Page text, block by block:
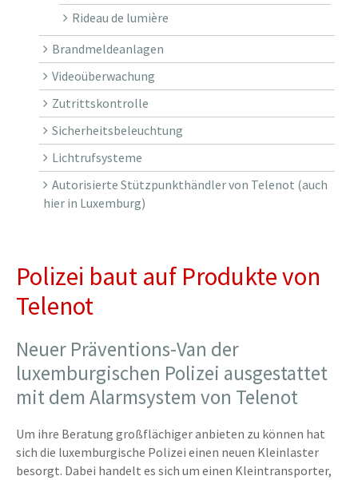
Rideau de lumière
Brandmeldeanlagen
Videoüberwachung
Zutrittskontrolle
Sicherheitsbeleuchtung
Lichtrufsysteme
Autorisierte Stützpunkthändler von Telenot (auch
hier in Luxemburg)
Polizei baut auf Produkte von
Telenot
Neuer Präventions-Van der
luxemburgischen Polizei ausgestattet
mit dem Alarmsystem von Telenot
Um ihre Beratung großflächiger anbieten zu können hat
sich die luxemburgische Polizei einen neuen Kleinlaster
besorgt. Dabei handelt es sich um einen Kleintransporter,